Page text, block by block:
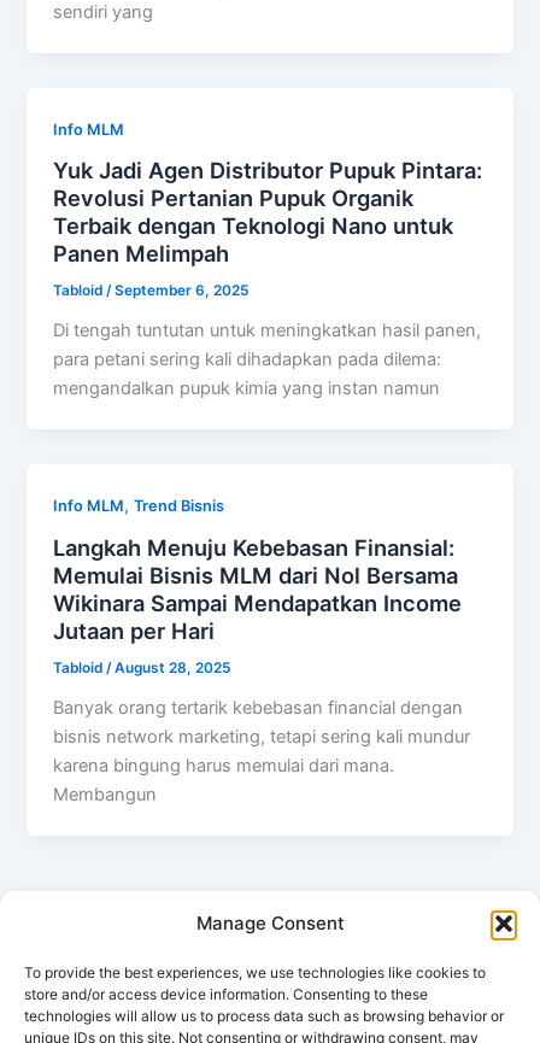
Manage Consent
To provide the best experiences, we use technologies like cookies to
store and/or access device information. Consenting to these
technologies will allow us to process data such as browsing behavior or
unique IDs on this site. Not consenting or withdrawing consent, may
sendiri yang
Info MLM
Yuk Jadi Agen Distributor Pupuk Pintara:
Revolusi Pertanian Pupuk Organik
Terbaik dengan Teknologi Nano untuk
Panen Melimpah
Tabloid/September 6, 2025
Di tengah tuntutan untuk meningkatkan hasil panen,
para petani sering kali dihadapkan pada dilema:
mengandalkan pupuk kimia yang instan namun
Info MLM,Trend Bisnis
Langkah Menuju Kebebasan Finansial:
Memulai Bisnis MLM dari Nol Bersama
Wikinara Sampai Mendapatkan Income
Jutaan per Hari
Tabloid /August 28, 2025
Banyak orang tertarik kebebasan financial dengan
bisnis network marketing, tetapi sering kali mundur
karena bingung harus memulai dari mana.
Membangun
1 … 5 6
13
Next→